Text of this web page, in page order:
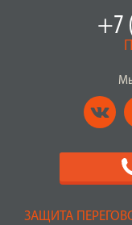
ЗАЩИТА
+7